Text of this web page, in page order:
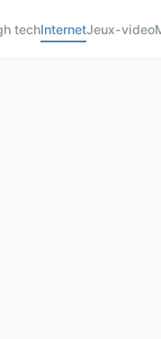
techInternetJeux-video